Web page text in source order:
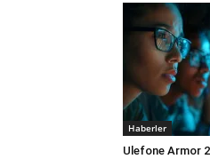
Haberler
Ulefone Armor